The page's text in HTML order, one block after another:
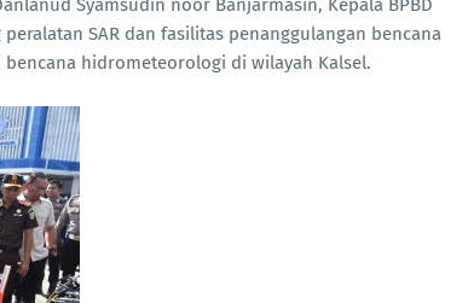
Syamsudin noor Banjarmasin, Kepala BPBD
SAR dan fasilitas penanggulangan bencana
hidrometeorologi di wilayah Kalsel.